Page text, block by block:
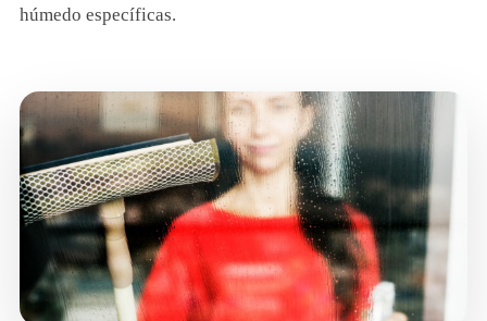
húmedo específicas.